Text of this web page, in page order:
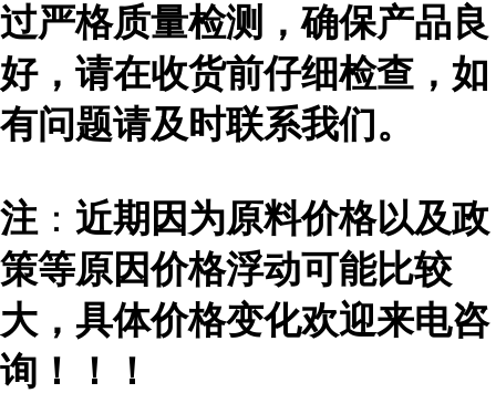
过严格质量检测，确保产品良
好，请在收货前仔细检查，如
有问题请及时联系我们。
注 ： 近期因为原料价格以及政
策等原因价格浮动可能比较
大，具体价格变化欢迎来电咨
询！！！